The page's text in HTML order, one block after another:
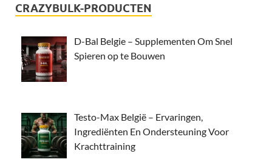
CRAZYBULK-PRODUCTEN
D-Bal Belgie – Supplementen Om Snel
Spieren op te Bouwen
Testo-Max België – Ervaringen,
Ingrediënten En Ondersteuning Voor
Krachttraining